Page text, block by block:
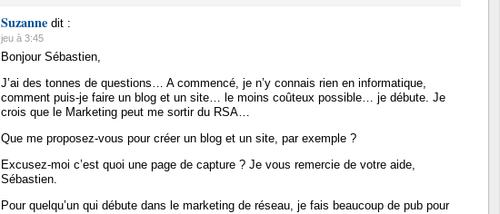
Suzanne dit :
jeu à 3:45
Bonjour Sébastien,
J’ai des tonnes de questions… A commencé, je n’y connais rien en informatique,
comment puis-je faire un blog et un site… le moins coûteux possible… je débute. Je
crois que le Marketing peut me sortir du RSA…
Que me proposez-vous pour créer un blog et un site, par exemple ?
Excusez-moi c’est quoi une page de capture ? Je vous remercie de votre aide,
Sébastien.
Pour quelqu’un qui débute dans le marketing de réseau, je fais beaucoup de pub pour